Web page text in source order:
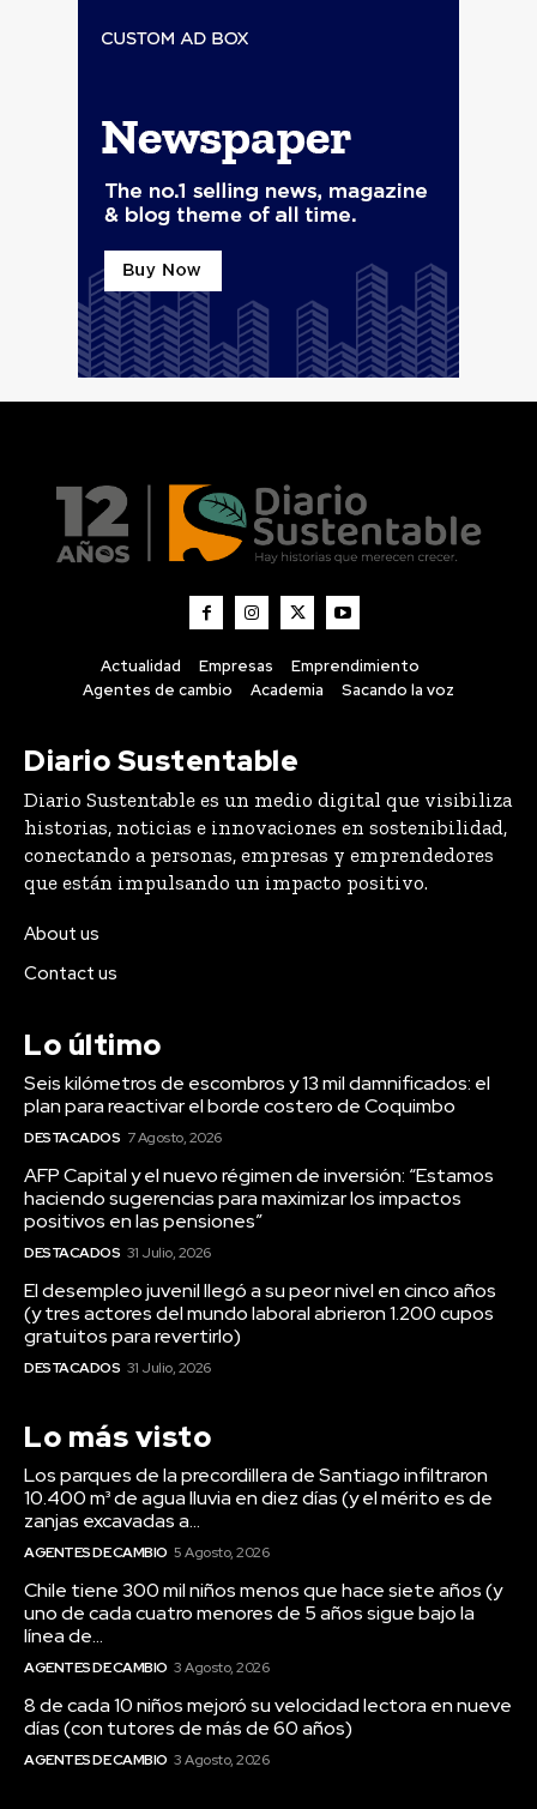
Actualidad Empresas
Emprendimiento
Agentes de cambio
Academia Sacando la voz
Diario Sustentable
Diario Sustentable es un medio digital que visibiliza
historias, noticias e innovaciones en sostenibilidad,
conectando a personas, empresas y emprendedores
que están impulsando un impacto positivo.
About us
Contact us
Lo último
Seis kilómetros de escombros y 13 mil damnificados: el
plan para reactivar el borde costero de Coquimbo
DESTACADOS 7 Agosto, 2026
AFP Capital y el nuevo régimen de inversión: “Estamos
haciendo sugerencias para maximizar los impactos
positivos en las pensiones”
DESTACADOS 31 Julio, 2026
El desempleo juvenil llegó a su peor nivel en cinco años
(y tres actores del mundo laboral abrieron 1.200 cupos
gratuitos para revertirlo)
DESTACADOS 31 Julio, 2026
Lo más visto
Los parques de la precordillera de Santiago infiltraron
10.400 m³ de agua lluvia en diez días (y el mérito es de
zanjas excavadas a...
AGENTES DE CAMBIO 5 Agosto, 2026
Chile tiene 300 mil niños menos que hace siete años (y
uno de cada cuatro menores de 5 años sigue bajo la
línea de...
AGENTES DE CAMBIO 3 Agosto, 2026
8 de cada 10 niños mejoró su velocidad lectora en nueve
días (con tutores de más de 60 años)
AGENTES DE CAMBIO 3 Agosto, 2026